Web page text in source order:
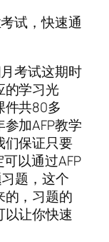
试，快速通
考试这期时
的学习光
件共80多
加AFP教学
们保证只要
以通过AFP
题，这个
的，习题的
让你快速